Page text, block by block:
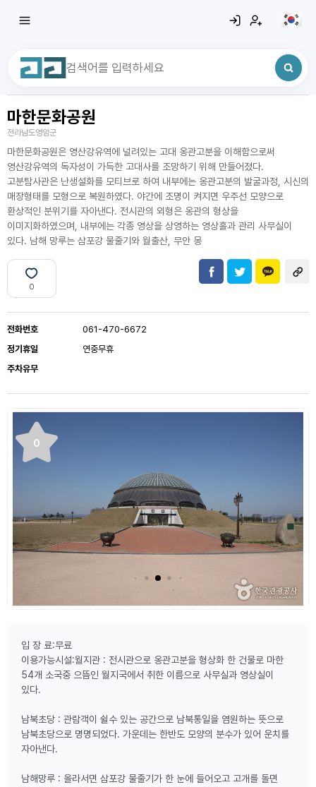
최근 검색어
마한문화공원
전라남도영암군
마한문화공원은 영산강유역에 널려있는 고대 옹관고분을 이해함으로써
영산강유역의 독자성이 가득한 고대사를 조망하기 위해 만들어졌다.
고분탐사관은 난생설화를 모티브로 하여 내부에는 옹관고분의 발굴과정, 시신의
매장형태를 모형으로 복원하였다. 야간에 조명이 켜지면 우주선 모양으로
환상적인 분위기를 자아낸다. 전시관의 외형은 옹관의 형상을
이미지화하였으며, 내부에는 각종 영상을 상영하는 영상홀과 관리 사무실이
있다. 남해 망루는 삼포강 물줄기와 월출산, 무안 몽
0
전화번호
061-470-6672
정기휴일
연중무휴
주차유무
0
입 장 료:무료
이용가능시설:월지관 : 전시관으로 옹관고분을 형상화 한 건물로 마한
54개 소국중 으뜸인 월지국에서 취한 이름으로 사무실과 영상실이
있다.
남북초당 : 관람객이 쉴수 있는 공간으로 남북통일을 염원하는 뜻으로
남북초당으로 명명되었다. 가운데는 한반도 모양의 분수가 있어 운치를
자아낸다.
남해망루 : 올라서면 삼포강 물줄기가 한 눈에 들어오고 고개를 돌면